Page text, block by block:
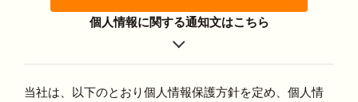
個人情報に関する通知文はこちら
当社は、以下のとおり個人情報保護方針を定め、個人情